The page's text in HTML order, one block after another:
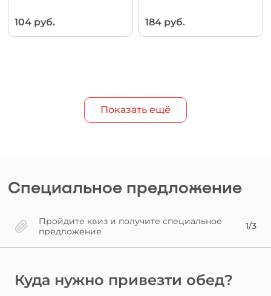
104 руб. 184 руб.
Показать ещё
Специальное предложение
Пройдите квиз и получите специальное
предложение
1/3
Куда нужно привезти обед?